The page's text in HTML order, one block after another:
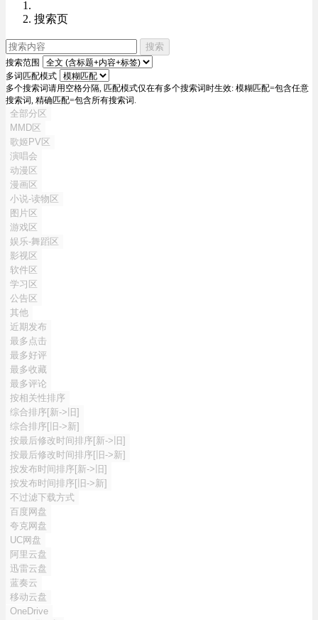
搜索页
搜索
搜索范围
多词匹配模式
多个搜索词请用空格分隔, 匹配模式仅在有多个搜索词时生效: 模糊匹配=包含任意
搜索词, 精确匹配=包含所有搜索词.
全部分区
MMD区
歌姬PV区
演唱会
动漫区
漫画区
小说-读物区
图片区
游戏区
娱乐-舞蹈区
影视区
软件区
学习区
公告区
其他
近期发布
最多点击
最多好评
最多收藏
最多评论
按相关性排序
综合排序[新->旧]
综合排序[旧->新]
按最后修改时间排序[新->旧]
按最后修改时间排序[旧->新]
按发布时间排序[新->旧]
按发布时间排序[旧->新]
不过滤下载方式
百度网盘
夸克网盘
UC网盘
阿里云盘
迅雷云盘
蓝奏云
移动云盘
OneDrive